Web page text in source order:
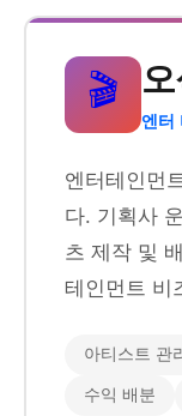
🎬
엔터
엔터테인먼
다. 기획사
츠 제작 및
테인먼트 비
아티스트 관
수익 배분